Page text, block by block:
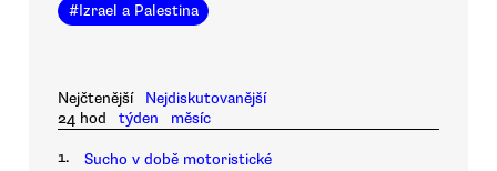
#Izrael a Palestina
Nejčtenější
Nejdiskutovanější
24 hod
týden měsíc
1. Sucho v době motoristické